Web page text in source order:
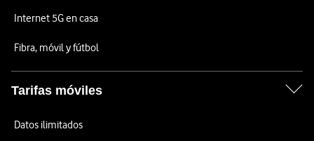
Internet 5G en casa
Fibra, móvil y fútbol
Tarifas móviles
Datos ilimitados